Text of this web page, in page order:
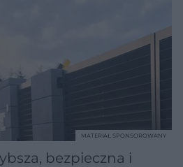
bezpieczna i
MATERIAŁ SPONSOROWANY